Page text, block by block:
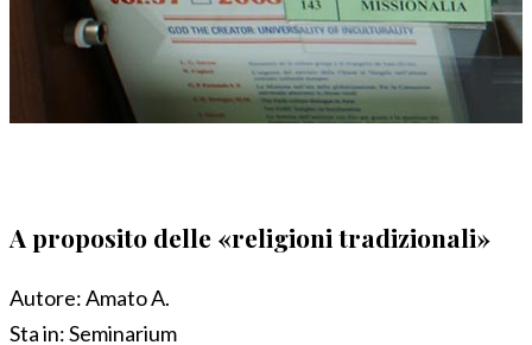
A proposito delle «religioni tradizionali»
Autore:Amato A.
Sta in:Seminarium